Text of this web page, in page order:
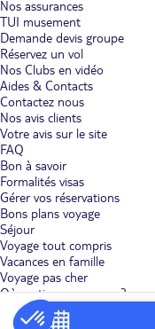
Nos assurances
TUI musement
Demande devis groupe
Réservez un vol
Nos Clubs en vidéo
Aides & Contacts
Contactez nous
Nos avis clients
Votre avis sur le site
FAQ
Bon à savoir
Formalités visas
Gérer vos réservations
Bons plans voyage
Séjour
Voyage tout compris
Vacances en famille
Voyage pas cher
Où partir en vacances ?
Villages vacances
Voyages Adult only